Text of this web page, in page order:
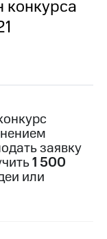
конкурса
заявку
1 500
или